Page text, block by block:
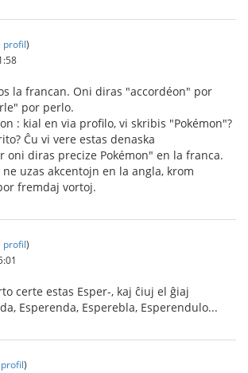
profil)
la francan. Oni diras "accordéon" por
por perlo.
: kial en via profilo, vi skribis "Pokémon"?
Ĉu vi vere estas denaska
oni diras precize Pokémon" en la franca.
uzas akcentojn en la angla, krom
fremdaj vortoj.
profil)
certe estas Esper-, kaj ĉiuj el ĝiaj
Esperenda, Esperebla, Esperendulo...
)